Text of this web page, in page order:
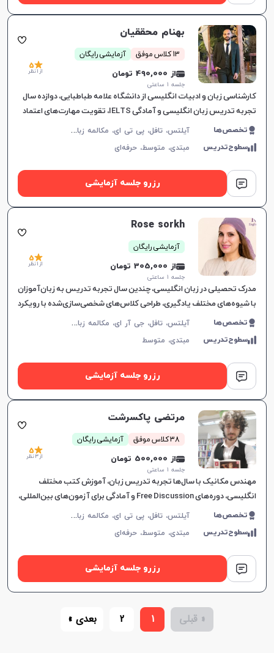
بهنام محققیان
13 کلاس موفق آزمایشی رایگان
از 490,000 تومان
جلسه ۱ ساعتی
5
از 1 نظر
کارشناسی زبان و ادبیات انگلیسی از دانشگاه علامه طباطبایی، دوازده سال
تجربه تدریس زبان انگلیسی و آمادگی IELTS، تقویت مهارت‌های اعتماد
به نفس، مکالمه و گرامر، ارتباط موثر و یادگیری لذت‌ب
تخصص‌ها آ
یلتس، تافل، پی تی ای، مکالمه زبان انگلیسی، گرامر زبان انگلیسی، زبان انگلیسی تجاری، زبان انگلیسی آمریکایی، زبان انگلیسی کنکور ارشد، دولینگو، زبان انگلیسی عمومی، زبان انگلیسی کانادایی
سطوح‌تدریس مبتدی، متوسط،حرفه‌ای
رزرو جلسه آزمایشی
Rose sorkh
آزمایشی رایگان
از 305,000 تومان
جلسه ۱ ساعتی
5
از 1 نظر
مدرک تحصیلی در زبان انگلیسی، چندین سال تجربه تدریس به زبان‌آموزان
با شیوه‌های مختلف یادگیری، طراحی کلاس‌های شخصی‌سازی‌شده با رویکرد
تعاملی، درک عمیق از نیازهای زبانی و
تخصص‌ها آ
یلتس، تافل، جی آر ای، مکالمه زبان انگلیسی، زبان انگلیسی عمومی، گرامر زبان انگلیسی، زبان انگلیسی تجاری، زبان انگلیسی آمریکایی، زبان انگلیسی کنکور سراسری، زبان انگلیسی کنکور کاردانی، زبان انگلیسی کنکور ارشد، زبان انگلیسی کنکور دکتری، زبان انگلیسی هفتم دبیرستان، زبان انگلیسی هشتم دبیرستان، زبان انگلیسی نهم دبیرستان، زبان انگلیسی دهم دبیرستان، زبان انگلیسی یازدهم دبیرستان، زبان انگلیسی دوازدهم دبیرستان، زبان انگلیسی کودکان
سطوح‌تدریس مبتدی، متوسط
رزرو جلسه آزمایشی
مرتضی پاکسرشت
38 کلاس موفق آزمایشی رایگان
از 500,000 تومان
جلسه ۱ ساعتی
5
از 3 نظر
مهندس مکانیک با سال‌ها تجربه تدریس زبان، آموزش کتب مختلف
انگلیسی، دوره‌های Free Discussion و آمادگی برای آزمون‌های بین‌المللی،
همراه با توجه به نیازهای یادگیرندگان.
تخصص‌ها آ
یلتس، تافل، پی تی ای، مکالمه زبان انگلیسی، زبان انگلیسی عمومی، گرامر زبان انگلیسی، زبان انگلیسی تجاری، زبان انگلیسی آمریکایی، زبان انگلیسی کنکور سراسری، زبان انگلیسی کنکور کاردانی، زبان انگلیسی کنکور ارشد، زبان انگلیسی کنکور دکتری، زبان انگلیسی هفتم دبیرستان، زبان انگلیسی هشتم دبیرستان، زبان انگلیسی نهم دبیرستان، زبان انگلیسی دهم دبیرستان، زبان انگلیسی یازدهم دبیرستان، زبان انگلیسی دوازدهم دبیرستان، زبان انگلیسی کودکان، دولینگو، تولیمو
سطوح‌تدریس مبتدی، متوسط،حرفه‌ای
رزرو جلسه آزمایشی
« قبلی 1
2 بعدی »